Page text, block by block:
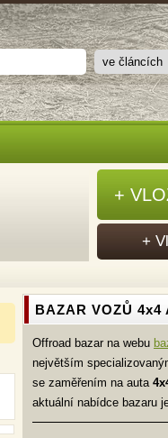
BAZAR VOZŮ 4x4
Offroad bazar na webu
největším
se zaměřením na auta
aktuální nabídce bazaru
+
+